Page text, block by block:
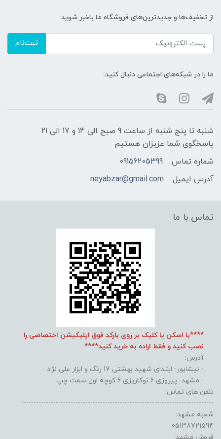
از تخفیف‌ها و جدیدترین‌های فروشگاه ما باخبر شوید:
ثبت‌نام
ما را در شبکه‌های اجتماعی دنبال کنید:
شنبه تا پنج شنبه از ساعت 9 صبح الی 14 و 17 الی 21
پاسخگوی شما عزیزان هستیم
شماره تماس:
09156205399
آدرس ایمیل:
neyabzar@gmail.com
تماس با ما
****با اسکن یا کلیک بر روی بارکد فوق اپلیکیشن اختصاصی را
نصب کنید و فقط اراده به خرید کنید****
آدرس:
- نیشابور- ابتدای شهید بهشتی 17 رنگ و ابزار علی نژاد
- مشهد- پیروزی 6 نوکاریزی 6 کوچه اول سمت چپ
تلفن های تماس:
------------------------------------------------------------------------------
شعبه مشهد:
05138721594